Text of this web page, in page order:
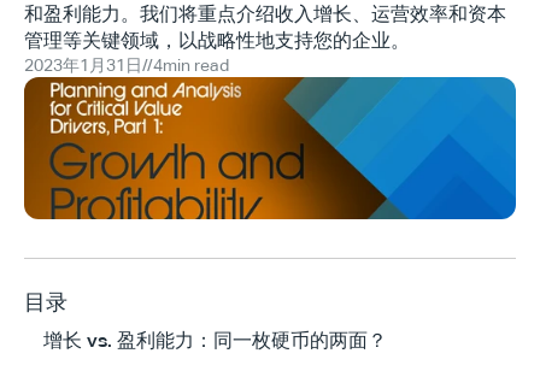
和盈利能力。我们将重点介绍收入增长、运营效率和资本
管理等关键领域，以战略性地支持您的企业。
2023年1月31日//4min read
目录
增长 vs. 盈利能力：同一枚硬币的两面？